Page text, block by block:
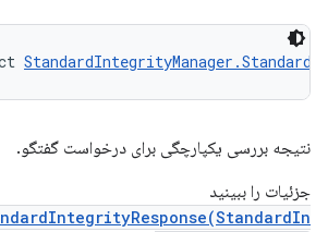
نتیجه بررسی یکپارچگی برای درخواست گفتگو.
جزئیات را ببینید